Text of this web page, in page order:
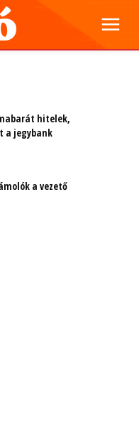
hitelek,
a jegybank
a vezető